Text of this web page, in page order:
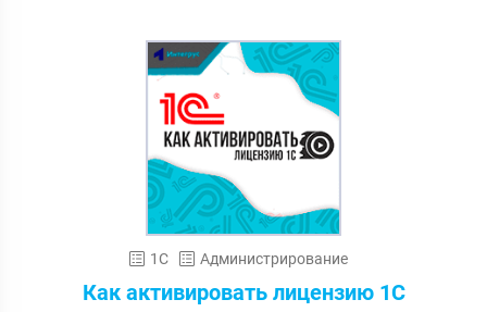
1С Администрирование
Как активировать лицензию 1С